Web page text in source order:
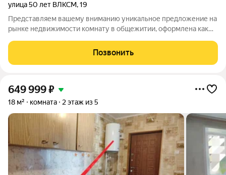
улица 50 лет ВЛКСМ,19
Представляем вашему вниманию уникальное предложение на
рынке недвижимости комнату в общежитии, оформлена как
кв.м. Главным преимуществом данного предложения является
то, что в комнату заведена
Позвонить
649 999₽
18 м² комната 2 этаж из 5